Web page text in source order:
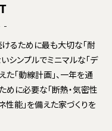
るために最も大切な「耐
シンプルでミニマルな「デ
た「動線計画」、一年を通
めに必要な「断熱・気密性
性能」を備えた家づくりを